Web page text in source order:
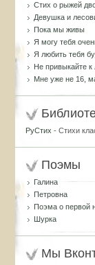
Стих о рыжей
Девушка и
Пока мы живы
Я могу тебя
Я любить тебя
Не привыкайте к
Мне уже не 16,
РуСтих - Стихи
Поэмы
Галина
Петровна
Поэма о первой
Шурка
Мы